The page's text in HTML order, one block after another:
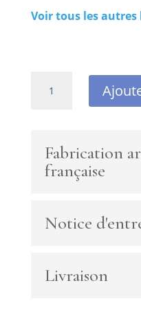
Voir tous les autres
enfants
avec
Bohème
breloque
plaqué
Fabrication
française
Notice
Livraison